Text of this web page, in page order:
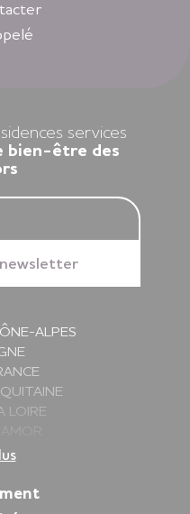
en Auvergne-Rhône-
et dans les Pays de la
services
bien-être des
ALPES
LOIRE